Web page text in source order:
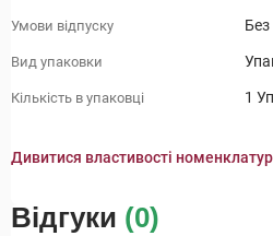
Умови відпуску Без
Вид упаковки
Кількість в упаковці 1
Дивитися властивості
Відгуки (0)